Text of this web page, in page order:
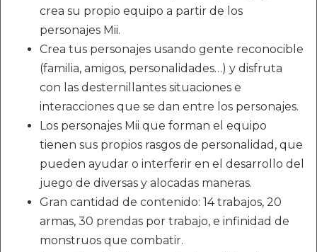
crea su propio equipo a partir de los
personajes Mii.
Crea tus personajes usando gente reconocible
(familia, amigos, personalidades…) y disfruta
con las desternillantes situaciones e
interacciones que se dan entre los personajes.
Los personajes Mii que forman el equipo
tienen sus propios rasgos de personalidad, que
pueden ayudar o interferir en el desarrollo del
juego de diversas y alocadas maneras.
Gran cantidad de contenido: 14 trabajos, 20
armas, 30 prendas por trabajo, e infinidad de
monstruos que combatir.